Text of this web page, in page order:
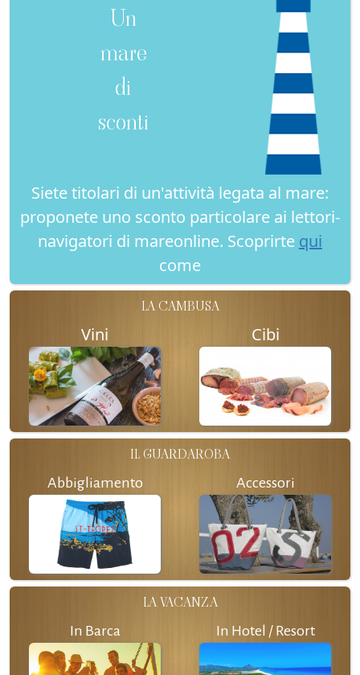
Un
mare
di
sconti
Siete titolari di un'attività legata al mare:
proponete uno sconto particolare ai lettori-
navigatori di mareonline. Scoprirte qui
come
LA CAMBUSA
Vini Cibi
IL GUARDAROBA
Abbigliamento Accessori
LA VACANZA
In Barca In Hotel / Resort